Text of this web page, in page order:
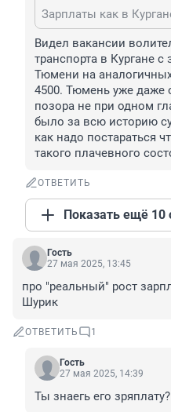
Видел вакансии
транспорта в Кургане
Тюмени на
4500. Тюмень уже даже
позора не при одном
было за всю историю
как надо постараться
такого плачевного
ОТВЕТИТЬ
Показать ещё 10
Гость
27 мая 2025, 13:45
про "реальный" рост
Шурик
ОТВЕТИТЬ 1
Гость
27 мая 2025, 14:39
Ты знаегь его зряплату?